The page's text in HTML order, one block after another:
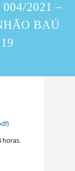
2021 –
BAÚ
horas.